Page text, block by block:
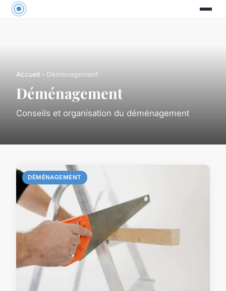
Accueil › Déménagement
Déménagement
Conseils et organisation du déménagement
DÉMÉNAGEMENT